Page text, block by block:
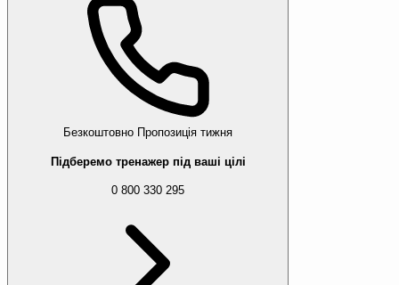
Безкоштовно Пропозиція тижня
Підберемо тренажер під ваші цілі
0 800 330 295